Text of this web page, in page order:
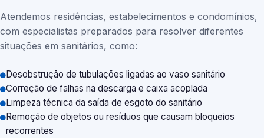
Atendemos residências, estabelecimentos e condomínios,
com especialistas preparados para resolver diferentes
situações em sanitários, como:
Desobstrução de tubulações ligadas ao vaso sanitário
Correção de falhas na descarga e caixa acoplada
Limpeza técnica da saída de esgoto do sanitário
Remoção de objetos ou resíduos que causam bloqueios
recorrentes